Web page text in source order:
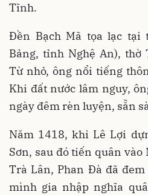
Tĩnh.
Đền Bạch Mã tọa lạc tại
Bảng, tỉnh Nghệ An), thờ
Từ nhỏ, ông nổi tiếng
Khi đất nước lâm nguy,
ngày đêm rèn luyện, sẵn
Năm 1418, khi Lê Lợi
Sơn, sau đó tiến quân vào
Trà Lân, Phan Đà đã
mình gia nhập nghĩa